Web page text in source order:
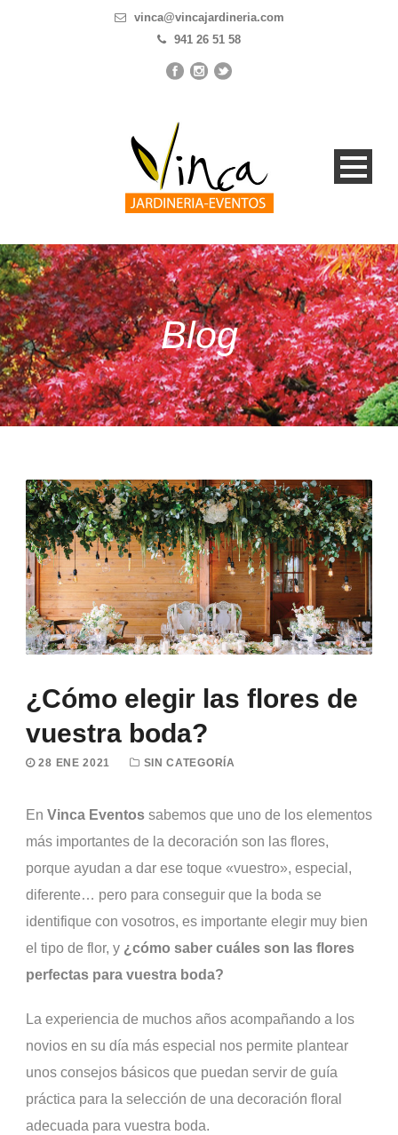
vinca@vincajardineria.com
941 26 51 58
Blog
¿Cómo elegir las flores de
vuestra boda?
28 ENE 2021 SIN CATEGORÍA
En Vinca Eventos sabemos que uno de los elementos
más importantes de la decoración son las flores,
porque ayudan a dar ese toque «vuestro», especial,
diferente… pero para conseguir que la boda se
identifique con vosotros, es importante elegir muy bien
el tipo de flor, y ¿cómo saber cuáles son las flores
perfectas para vuestra boda?
La experiencia de muchos años acompañando a los
novios en su día más especial nos permite plantear
unos consejos básicos que puedan servir de guía
práctica para la selección de una decoración floral
adecuada para vuestra boda.